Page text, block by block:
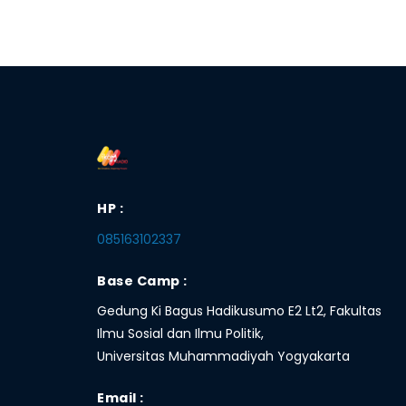
HP :
085163102337
Base Camp :
Gedung Ki Bagus Hadikusumo E2 Lt2, Fakultas
Ilmu Sosial dan Ilmu Politik,
Universitas Muhammadiyah Yogyakarta
Email :